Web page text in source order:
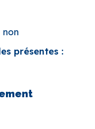
non
présentes :